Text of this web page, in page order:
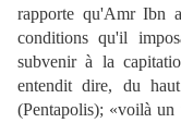
rapporte qu'Amr Ibn
conditions qu'il
subvenir à la
entendit dire, du
(Pentapolis); «voilà